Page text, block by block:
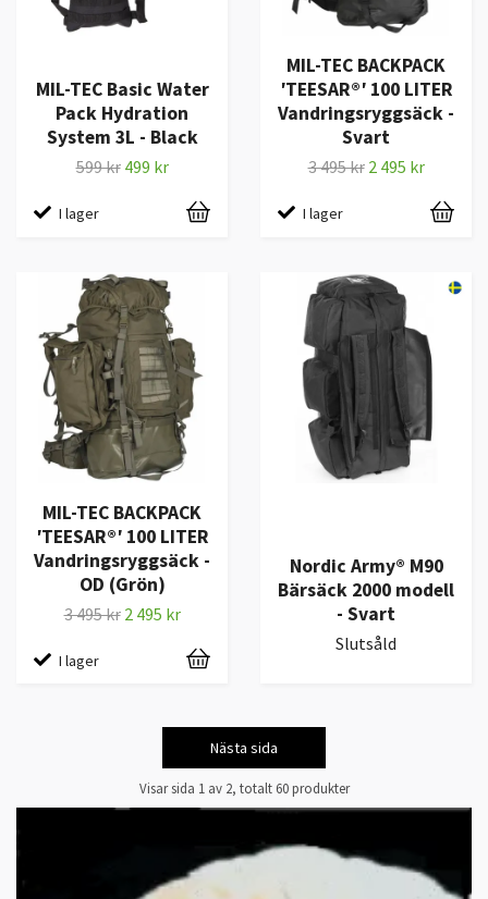
MIL-TEC Basic Water
Pack Hydration
System 3L - Black
599 kr 499 kr
I lager
MIL-TEC BACKPACK
′TEESAR®′ 100 LITER
Vandringsryggsäck -
Svart
3 495 kr 2 495 kr
I lager
MIL-TEC BACKPACK
′TEESAR®′ 100 LITER
Vandringsryggsäck -
OD (Grön)
3 495 kr 2 495 kr
I lager
Nordic Army® M90
Bärsäck 2000 modell
- Svart
Slutsåld
Nästa sida
Visar sida 1 av 2, totalt 60 produkter